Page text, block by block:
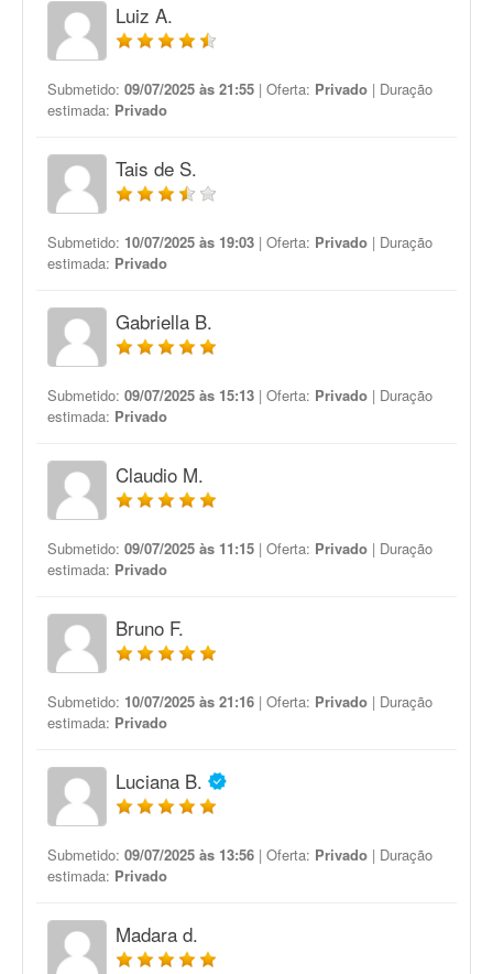
Luiz A.
Submetido: 09/07/2025 às 21:55 | Oferta: Privado | Duração
estimada: Privado
Tais de S.
Submetido: 10/07/2025 às 19:03 | Oferta: Privado | Duração
estimada: Privado
Gabriella B.
Submetido: 09/07/2025 às 15:13 | Oferta: Privado | Duração
estimada: Privado
Claudio M.
Submetido: 09/07/2025 às 11:15 | Oferta: Privado | Duração
estimada: Privado
Bruno F.
Submetido: 10/07/2025 às 21:16 | Oferta: Privado | Duração
estimada: Privado
Luciana B.
Submetido: 09/07/2025 às 13:56 | Oferta: Privado | Duração
estimada: Privado
Madara d.